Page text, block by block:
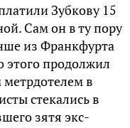
Зубкову 15
Сам он в ту пору
из Франкфурта
этого продолжил
в
стекались в
зятя экс-